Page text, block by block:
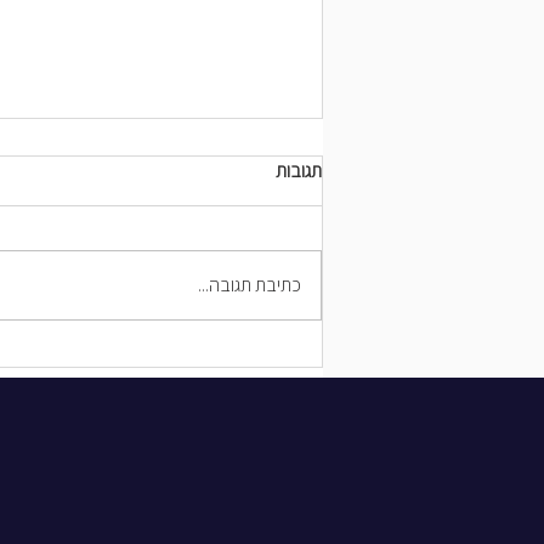
ורישום בעולם האמנות
תגובות
כתיבת תגובה...